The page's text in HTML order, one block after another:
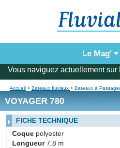
Le Mag'
Vous naviguez actuellement
Accueil > Bateaux fluviaux > Bateaux à
VOYAGER 780
FICHE TECHNIQUE
Coque polyester
Longueur 7.8 m